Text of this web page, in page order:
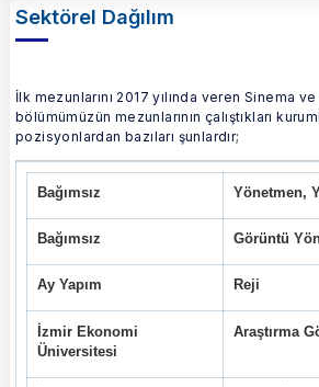
Sektörel Dağılım
İlk mezunlarını 2017 yılında veren Sinema
bölümümüzün mezunlarının çalıştıkları
pozisyonlardan bazıları şunlardır;
Bağımsız Yönetmen,
Bağımsız Görüntü
Ay Yapım Reji
İzmir Ekonomi
Üniversitesi
Araştırma